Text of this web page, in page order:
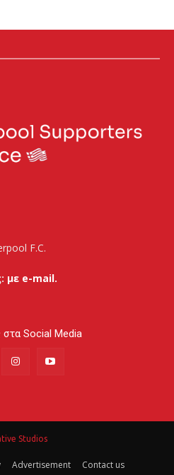
F.C.
με e-mail.
στα Social Media
Studios
Advertisement Contact us